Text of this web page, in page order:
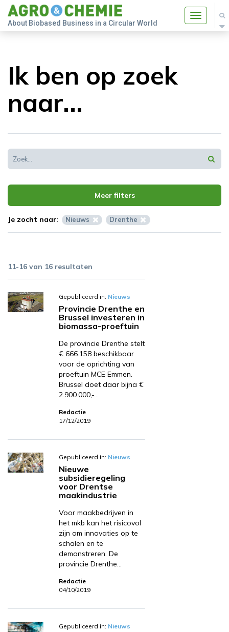
Toggle
About Biobased Business in a Circular World
Ik ben op zoek
naar...
Meer filters
Je zocht naar: Nieuws Drenthe
11-16 van 16 resultaten
Gepubliceerd in: Nieuws
Provincie Drenthe en
Brussel investeren in
biomassa-proeftuin
De provincie Drenthe stelt
€ 666.158 beschikbaar
voor de oprichting van
proeftuin MCE Emmen.
Brussel doet daar bijna €
2.900.000,-…
Redactie
17/12/2019
Gepubliceerd in: Nieuws
Nieuwe
subsidieregeling
voor Drentse
maakindustrie
Voor maakbedrijven in
het mkb kan het risicovol
zijn om innovaties op te
schalen en te
demonstreren. De
provincie Drenthe…
Redactie
04/10/2019
Gepubliceerd in: Nieuws